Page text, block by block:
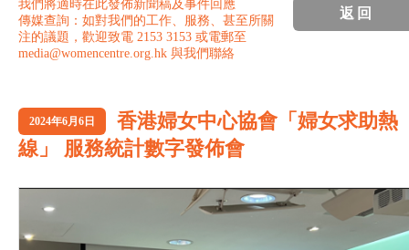
我們將適時在此發佈新聞稿及事件回應
傳媒查詢：如對我們的工作、服務、甚至所關
注的議題，歡迎致電 2153 3153 或電郵至
media@womencentre.org.hk 與我們聯絡
返回
2024年6月6日
香港婦女中心協會「婦女求助熱
線」 服務統計數字發佈會